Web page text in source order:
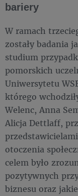
bariery
W ramach
zostały badania
studium
pomorskich
Uniwersytetu
którego
Welenc, Anna
Alicja Dettlaff,
otoczenia
celem było
pozytywnych
biznesu oraz